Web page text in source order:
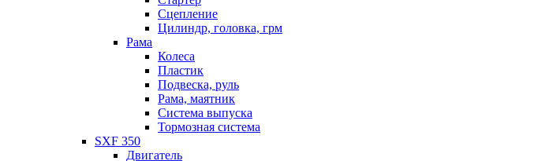
Сцепление
Цилиндр, головка, грм
Рама
Колеса
Пластик
Подвеска, руль
Рама, маятник
Система выпуска
Тормозная система
SXF 350
Двигатель